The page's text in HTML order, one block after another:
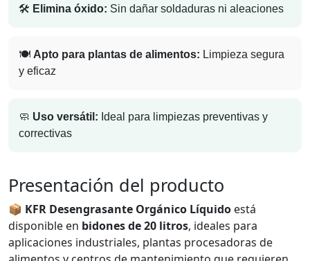
🛠️ Elimina óxido: Sin dañar soldaduras ni aleaciones
🍽️ Apto para plantas de alimentos: Limpieza segura
y eficaz
🧼 Uso versátil: Ideal para limpiezas preventivas y
correctivas
Presentación del producto
📦 KFR Desengrasante Orgánico Líquido está
disponible en bidones de 20 litros, ideales para
aplicaciones industriales, plantas procesadoras de